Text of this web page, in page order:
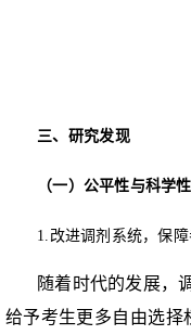
三、研究发现
（一） 公平性与科学
1. 改进调剂系统，保
随着时代的发展，
给予考生更多自由选择